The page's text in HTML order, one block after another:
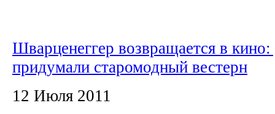
Шварценеггер возвращается в кино:
придумали старомодный вестерн
12 Июля 2011